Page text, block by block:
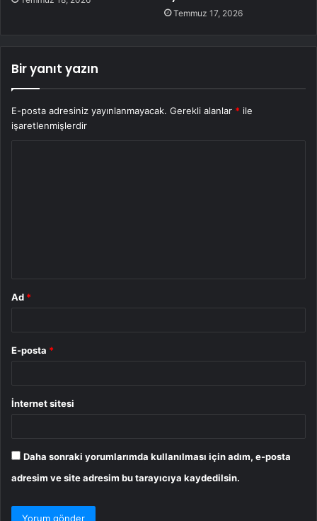
Temmuz 17, 2026
Bir yanıt yazın
E-posta adresiniz yayınlanmayacak. Gerekli alanlar * ile
işaretlenmişlerdir
Ad *
E-posta *
İnternet sitesi
Daha sonraki yorumlarımda kullanılması için adım, e-posta
adresim ve site adresim bu tarayıcıya kaydedilsin.